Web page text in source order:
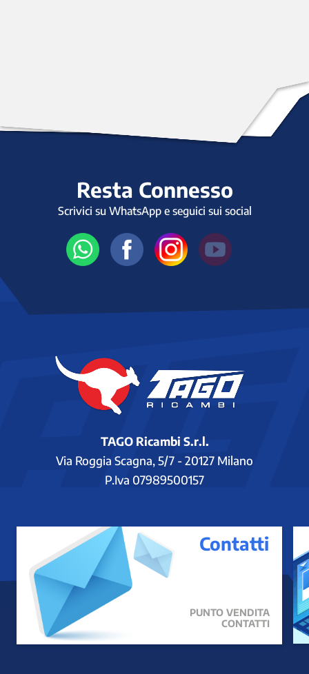
Resta Connesso
Scrivici su WhatsApp e seguici sui social
TAGO Ricambi S.r.l.
Via Roggia Scagna, 5/7 - 20127 Milano
P.Iva 07989500157
Contatti
PUNTO VENDITA
CONTATTI